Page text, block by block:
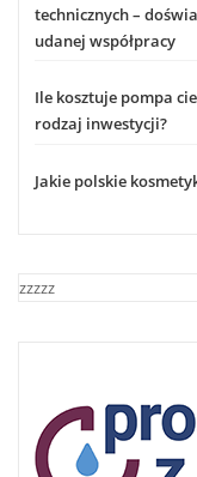
technicznych –
udanej współpracy
Ile kosztuje pompa
rodzaj inwestycji?
Jakie polskie
zzzzz